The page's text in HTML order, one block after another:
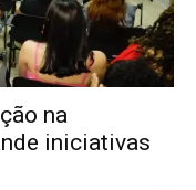
na
iniciativas